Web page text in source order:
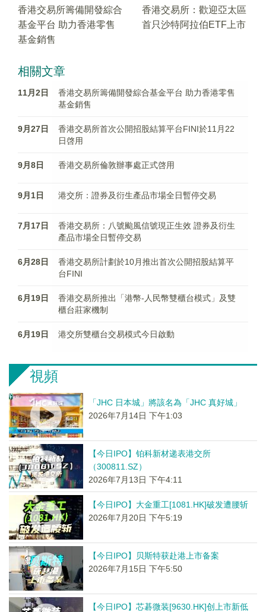
香港交易所籌備開發綜合
基金平台 助力香港零售
基金銷售
香港交易所：歡迎亞太區
首只沙特阿拉伯ETF上市
相關文章
11月2日
香港交易所籌備開發綜合基金平台 助力香港零售
基金銷售
9月27日
香港交易所首次公開招股結算平台FINI於11月22
日啓用
9月8日 香港交易所倫敦辦事處正式啓用
9月1日 港交所：證券及衍生產品市場全日暫停交易
7月17日
香港交易所：八號颱風信號現正生效 證券及衍生
產品市場全日暫停交易
6月28日
香港交易所計劃於10月推出首次公開招股結算平
台FINI
6月19日
香港交易所推出「港幣-人民幣雙櫃台模式」及雙
櫃台莊家機制
6月19日 港交所雙櫃台交易模式今日啟動
視頻
「JHC 日本城」將該名為「JHC 真好城」
2026年7月14日 下午1:03
【今日IPO】铂科新材递表港交所
（300811.SZ）
2026年7月13日 下午4:11
【今日IPO】大金重工[1081.HK]破发遭腰斩
2026年7月20日 下午5:19
【今日IPO】贝斯特获赴港上市备案
2026年7月15日 下午5:50
【今日IPO】芯碁微装[9630.HK]创上市新低